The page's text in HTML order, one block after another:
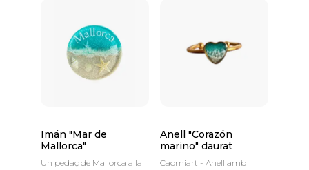
Imán "Mar de
Mallorca"
Un pedaç de Mallorca a la
Anell "Corazón
marino" daurat
Caorniart - Anell amb